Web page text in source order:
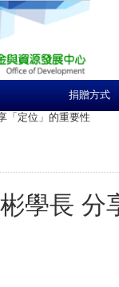
捐贈方式
「定位」的重要性
學長 分